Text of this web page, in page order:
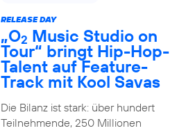
RELEASE DAY
„O2 Music Studio on
Tour“ bringt Hip-Hop-
Talent auf Feature-
Track mit Kool Savas
Die Bilanz ist stark: über hundert
Teilnehmende, 250 Millionen